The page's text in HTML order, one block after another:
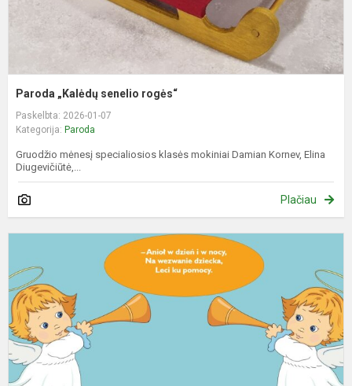
Paroda „Kalėdų senelio rogės“
Paskelbta: 2026-01-07
Kategorija: Paroda
Gruodžio mėnesį specialiosios klasės mokiniai Damian Kornev, Elina
Diugevičiūtė,...
Plačiau